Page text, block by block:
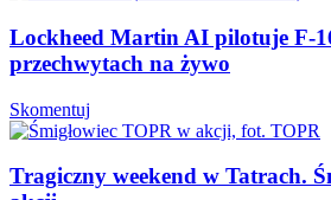
Lockheed Martin AI pilotuje F-
przechwytach na żywo
Skomentuj
Tragiczny weekend w Tatrach.